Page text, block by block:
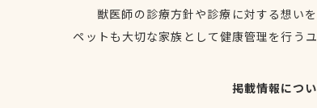
獣医師の診療方針や診療に対する想い
ペットも大切な家族として健康管理を行う
掲載情報につ